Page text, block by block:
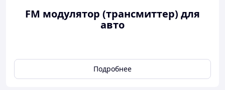
FM модулятор (трансмиттер) для
авто
смартфона на колонки авто, позволяет безопасно
разговаривать по телефону за рулем и одновременно
Подробнее